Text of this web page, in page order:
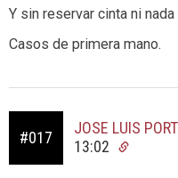
Y sin reservar cinta ni nada
Casos de primera mano.
#017
JOSE LUIS
13:02